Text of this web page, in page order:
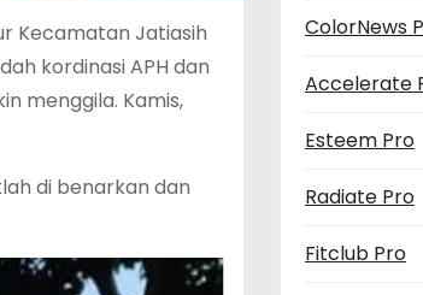
Kecamatan Jatiasih
kordinasi APH dan
menggila. Kamis,
di benarkan dan
ColorNews
Accelerate
Esteem Pro
Radiate Pro
Fitclub Pro